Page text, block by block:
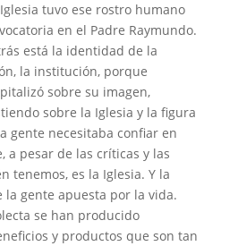
tuvo ese rostro humano
en el Padre Raymundo.
está la identidad de la
la institución, porque
sobre su imagen,
sobre la Iglesia y la figura
gente necesitaba confiar en
a pesar de las críticas y las
tenemos, es la Iglesia. Y la
la gente apuesta por la vida.
se han producido
y productos que son tan